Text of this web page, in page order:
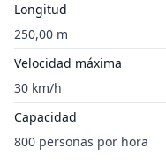
Longitud
250,00 m
Velocidad máxima
30 km/h
Capacidad
800 personas por hora